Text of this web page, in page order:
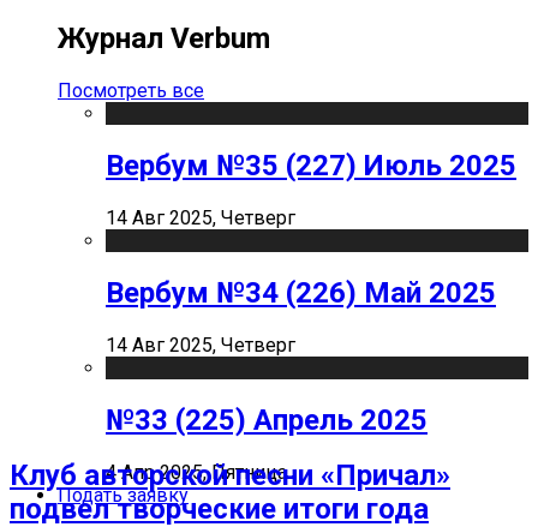
Журнал Verbum
Посмотреть все
Вербум №35 (227) Июль 2025
14 Авг 2025, Четверг
Вербум №34 (226) Май 2025
14 Авг 2025, Четверг
№33 (225) Апрель 2025
4 Апр 2025, Пятница
Подать заявку
Клуб авторской песни «Причал»
подвел творческие итоги года